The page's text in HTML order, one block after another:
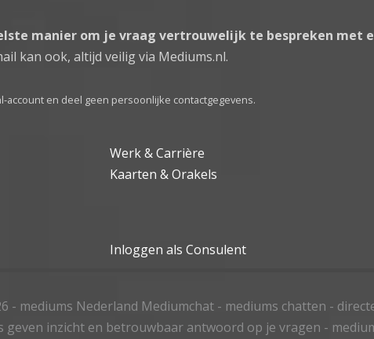
manier om je vraag vertrouwelijk te bespreken met
kan ook, altijd veilig via Mediums.nl.
account en deel geen persoonlijke contactgegevens.
Werk & Carrière
Kaarten & Orakels
Inloggen als Consulent
- mediums Nederland Mediumchat - mediums chatten -
geven inzicht en betrouwbaar antwoord op je vragen -